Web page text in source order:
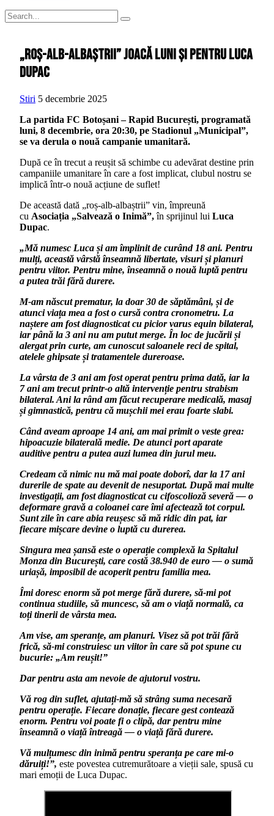
„Roș-alb-albaștrii” joacă luni și pentru Luca
Dupac
Stiri 5 decembrie 2025
La partida FC Botoșani – Rapid București, programată
luni, 8 decembrie, ora 20:30, pe Stadionul „Municipal”,
se va derula o nouă campanie umanitară.
După ce în trecut a reușit să schimbe cu adevărat destine prin
campaniile umanitare în care a fost implicat, clubul nostru se
implică într-o nouă acțiune de suflet!
De această dată „roș-alb-albaștrii” vin, împreună
cu Asociația „Salvează o Inimă”,în sprijinul lui Luca
Dupac.
„Mă numesc Luca și am împlinit de curând 18 ani. Pentru
mulți, această vârstă înseamnă libertate, visuri și planuri
pentru viitor. Pentru mine, înseamnă o nouă luptă pentru
a putea trăi fără durere.
M-am născut prematur, la doar 30 de săptămâni, și de
atunci viața mea a fost o cursă contra cronometru. La
naștere am fost diagnosticat cu picior varus equin bilateral,
iar până la 3 ani nu am putut merge. În loc de jucării și
alergat prin curte, am cunoscut saloanele reci de spital,
atelele ghipsate și tratamentele dureroase.
La vârsta de 3 ani am fost operat pentru prima dată, iar la
7 ani am trecut printr-o altă intervenție pentru strabism
bilateral. Ani la rând am făcut recuperare medicală, masaj
și gimnastică, pentru că mușchii mei erau foarte slabi.
Când aveam aproape 14 ani, am mai primit o veste grea:
hipoacuzie bilaterală medie. De atunci port aparate
auditive pentru a putea auzi lumea din jurul meu.
Credeam că nimic nu mă mai poate doborî, dar la 17 ani
durerile de spate au devenit de nesuportat. După mai multe
investigații, am fost diagnosticat cu cifoscolioză severă — o
deformare gravă a coloanei care îmi afectează tot corpul.
Sunt zile în care abia reușesc să mă ridic din pat, iar
fiecare mișcare devine o luptă cu durerea.
Singura mea șansă este o operație complexă la Spitalul
Monza din București, care costă 38.940 de euro — o sumă
uriașă, imposibil de acoperit pentru familia mea.
Îmi doresc enorm să pot merge fără durere, să-mi pot
continua studiile, să muncesc, să am o viață normală, ca
toți tinerii de vârsta mea.
Am vise, am speranțe, am planuri. Visez să pot trăi fără
frică, să-mi construiesc un viitor în care să pot spune cu
bucurie: „Am reușit!”
Dar pentru asta am nevoie de ajutorul vostru.
Vă rog din suflet, ajutați-mă să strâng suma necesară
pentru operație. Fiecare donație, fiecare gest contează
enorm. Pentru voi poate fi o clipă, dar pentru mine
înseamnă o viață întreagă — o viață fără durere.
Vă mulțumesc din inimă pentru speranța pe care mi-o
dăruiți!”, este povestea cutremurătoare a vieții sale, spusă cu
mari emoții de Luca Dupac.